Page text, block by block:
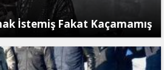
İstemiş Fakat Kaçamamış